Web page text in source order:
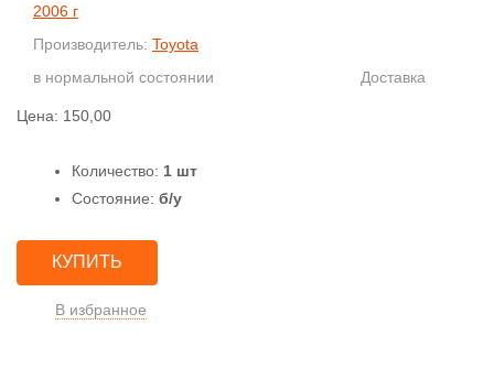
2006 г
Производитель: Toyota
в нормальной состоянии
Доставка
Цена: 150,00
Количество: 1 шт
Состояние: б/у
КУПИТЬ
В избранное